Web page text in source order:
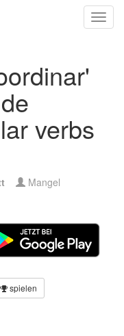
verbs
Mangel
spielen